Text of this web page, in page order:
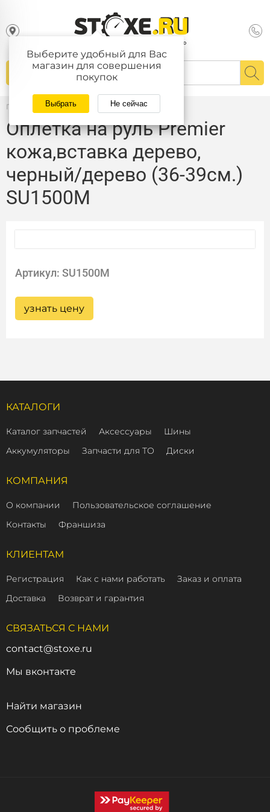
Выберите удобный для Вас
магазин для совершения
покупок
Выбрать Не сейчас
Главная / Каталог
Оплетка на руль Premier
кожа,вставка дерево,
черный/дерево (36-39см.)
SU1500M
Артикул: SU1500M
узнать цену
КАТАЛОГИ
Каталог запчастей Аксессуары
Шины
Аккумуляторы
Запчасти для ТО Диски
КОМПАНИЯ
О компании
Пользовательское соглашение
Контакты
Франшиза
КЛИЕНТАМ
Регистрация Как с нами работать
Заказ и оплата
Доставка
Возврат и гарантия
СВЯЗАТЬСЯ С НАМИ
contact@stoxe.ru
Мы вконтакте
Найти магазин
Сообщить о проблеме